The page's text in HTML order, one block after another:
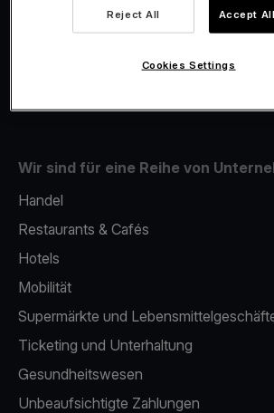
Fiskalisierung
Wir sind für eine Reihe von
Handel
Restaurants & Cafés
Hotels
Mobilität
Supermärkte und
Ticketing und Unterhaltung
Gesundheitswesen
Unbeaufsichtigte Zahlungen
Reject All Accept
Cookies Settings